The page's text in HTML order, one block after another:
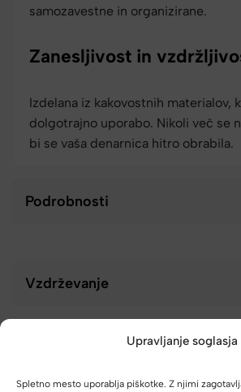
Upravljanje soglasja
Spletno mesto uporablja piškotke. Z njimi
samozavestne in organizirane.
Zanesljivost in
Izdelana iz kakovostnih materialov,
dolgotrajno uporabo. Nikoli več se
bi se vaša denarnica hitro obrabila.
Podrobnosti
Vzdrževanje